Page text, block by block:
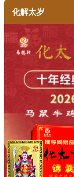
化解太岁